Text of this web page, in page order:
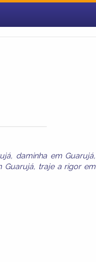
, daminha em Guarujá,
Guarujá, traje a rigor em